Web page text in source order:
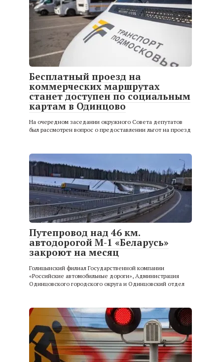
Бесплатный проезд на
коммерческих маршрутах
станет доступен по социальным
картам в Одинцово
На очередном заседании окружного Совета депутатов
был рассмотрен вопрос о предоставлении льгот на проезд
Путепровод над 46 км.
автодорогой М-1 «Беларусь»
закроют на месяц
Голицынский филиал Государственной компании
«Российские автомобильные дороги», Администрация
Одинцовского городского округа и Одинцовский отдел